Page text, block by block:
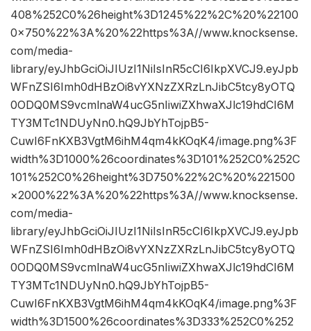
408%252C0%26height%3D1245%22%2C%20%22100
0×750%22%3A%20%22https%3A//www.knocksense.
com/media-
library/eyJhbGciOiJIUzI1NiIsInR5cCI6IkpXVCJ9.eyJpb
WFnZSI6Imh0dHBzOi8vYXNzZXRzLnJibC5tcy8yOTQ
0ODQ0MS9vcmlnaW4ucG5nIiwiZXhwaXJlc19hdCI6M
TY3MTc1NDUyNn0.hQ9JbYhTojpB5-
CuwI6FnKXB3VgtM6ihM4qm4kKOqK4/image.png%3F
width%3D1000%26coordinates%3D101%252C0%252C
101%252C0%26height%3D750%22%2C%20%221500
×2000%22%3A%20%22https%3A//www.knocksense.
com/media-
library/eyJhbGciOiJIUzI1NiIsInR5cCI6IkpXVCJ9.eyJpb
WFnZSI6Imh0dHBzOi8vYXNzZXRzLnJibC5tcy8yOTQ
0ODQ0MS9vcmlnaW4ucG5nIiwiZXhwaXJlc19hdCI6M
TY3MTc1NDUyNn0.hQ9JbYhTojpB5-
CuwI6FnKXB3VgtM6ihM4qm4kKOqK4/image.png%3F
width%3D1500%26coordinates%3D333%252C0%252